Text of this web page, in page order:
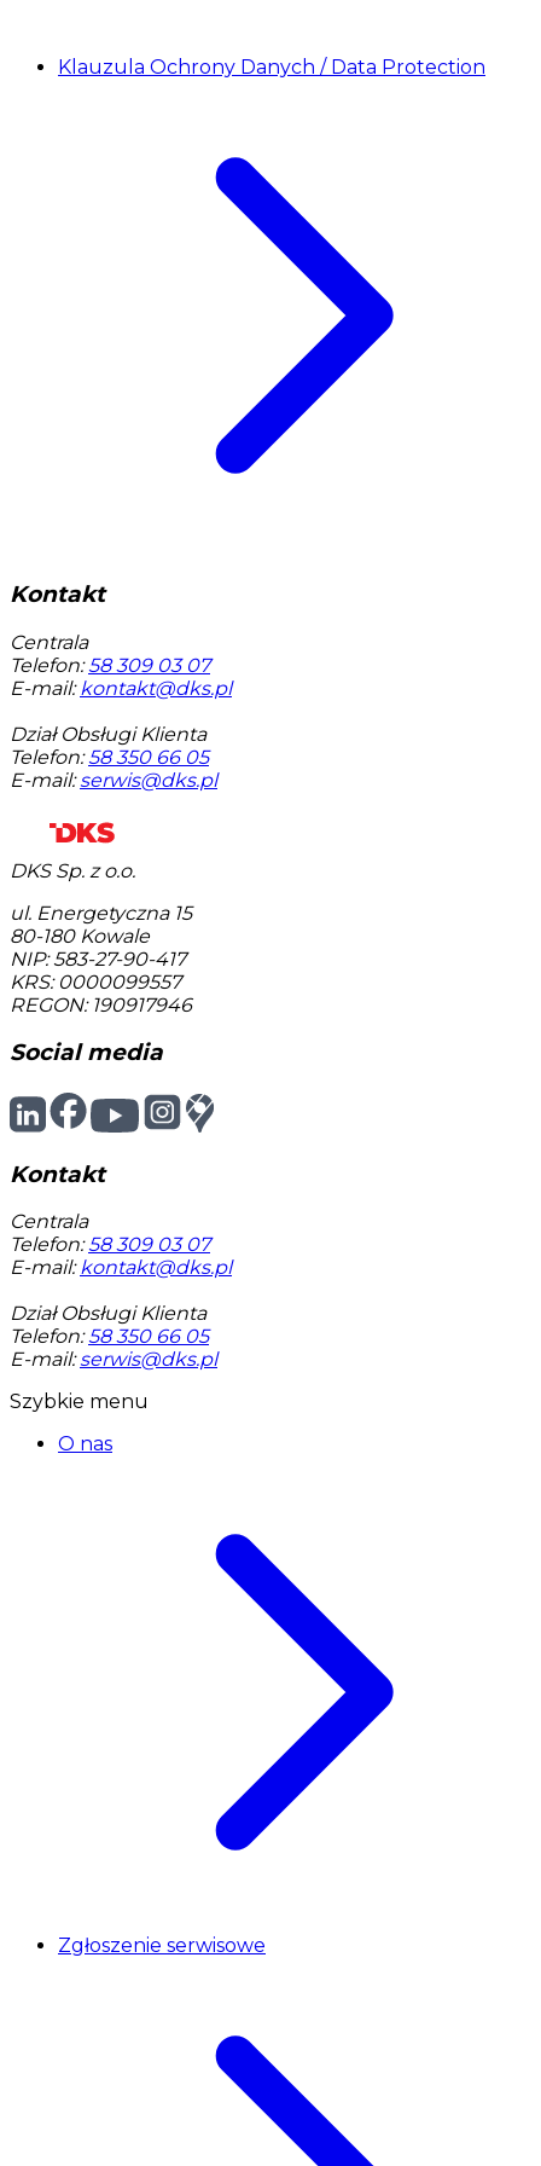
Klauzula Ochrony Danych / Data Protection
Kontakt
Centrala
Telefon: 58 309 03 07
E-mail: kontakt@dks.pl
Dział Obsługi Klienta
Telefon: 58 350 66 05
E-mail: serwis@dks.pl
DKS Sp. z o.o.
ul. Energetyczna 15
80-180 Kowale
NIP: 583-27-90-417
KRS: 0000099557
REGON: 190917946
Social media
Kontakt
Centrala
Telefon: 58 309 03 07
E-mail: kontakt@dks.pl
Dział Obsługi Klienta
Telefon: 58 350 66 05
E-mail: serwis@dks.pl
Szybkie menu
O nas
Zgłoszenie serwisowe